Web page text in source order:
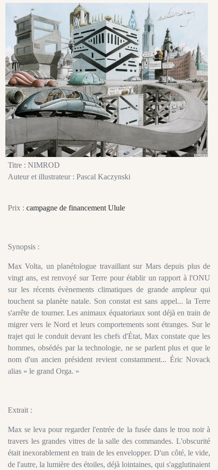
Titre : NIMROD
Auteur et illustrateur : Pascal Kaczynski
Prix : campagne de financement Ulule
Synopsis :
Max Volta, un planétologue travaillant sur Mars depuis plus de
vingt ans, est renvoyé sur Terre pour établir un rapport à l'ONU
sur les récents évènements climatiques de grande ampleur qui
touchent sa planète natale. Son constat est sans appel... la Terre
s'arrête de tourner. Les animaux équatoriaux sont déjà en train de
migrer vers le Nord et leurs comportements sont étranges. Sur le
trajet qui le conduit devant les chefs d'État, Max constate que les
hommes, obsédés par la technologie, ne se parlent plus et que le
nom d'un ancien président revient constamment... Éric Novack
alias « le grand Orga. »
Extrait :
Max se leva pour regarder l'entrée de la fusée dans le trou noir à
travers les grandes vitres de la salle des commandes. L'obscurité
était inexorablement en train de les envelopper. D'un côté, le vide,
de l'autre, la lumière des étoiles, déjà lointaines, qui s'agglutinaient